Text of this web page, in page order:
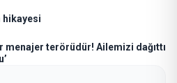
hikayesi
menajer terörüdür! Ailemizi dağıttı